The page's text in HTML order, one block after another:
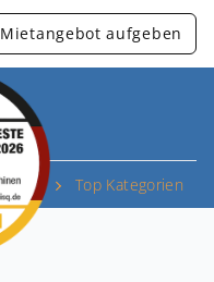
Mietangebot aufgeben
Top Kategorien